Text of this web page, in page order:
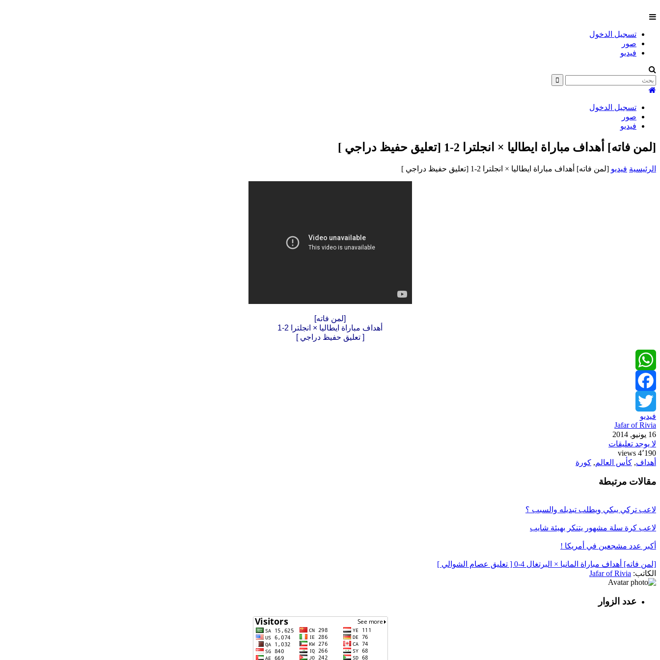
تسجيل الدخول
صور
فيديو
تسجيل الدخول
صور
فيديو
[لمن فاته] أهداف مباراة ايطاليا × انجلترا 2-1 [تعليق حفيظ دراجي ]
الرئيسية فيديو [لمن فاته] أهداف مباراة ايطاليا × انجلترا 2-1 [تعليق حفيظ دراجي ]
[لمن فاته]
أهداف مباراة ايطاليا × انجلترا 2-1
[ تعليق حفيظ دراجي ]
WhatsApp
Facebook
Twitter
فيديو
Jafar of Rivia
16 يونيو, 2014
لا يوجد تعليقات
4٬190 views
أهداف, كأس العالم, كورة
مقالات مرتبطة
لاعب تركي يبكي ويطلب تبديله والسبب ؟
لاعب كرة سلة مشهور يتنكر بهيئة شايب
أكبر عدد مشجعين في أمريكا !
[لمن فاته] أهداف مباراة المانيا × البرتغال 4-0 [ تعليق عصام الشوالي ]
الكاتب: Jafar of Rivia
عدد الزوار